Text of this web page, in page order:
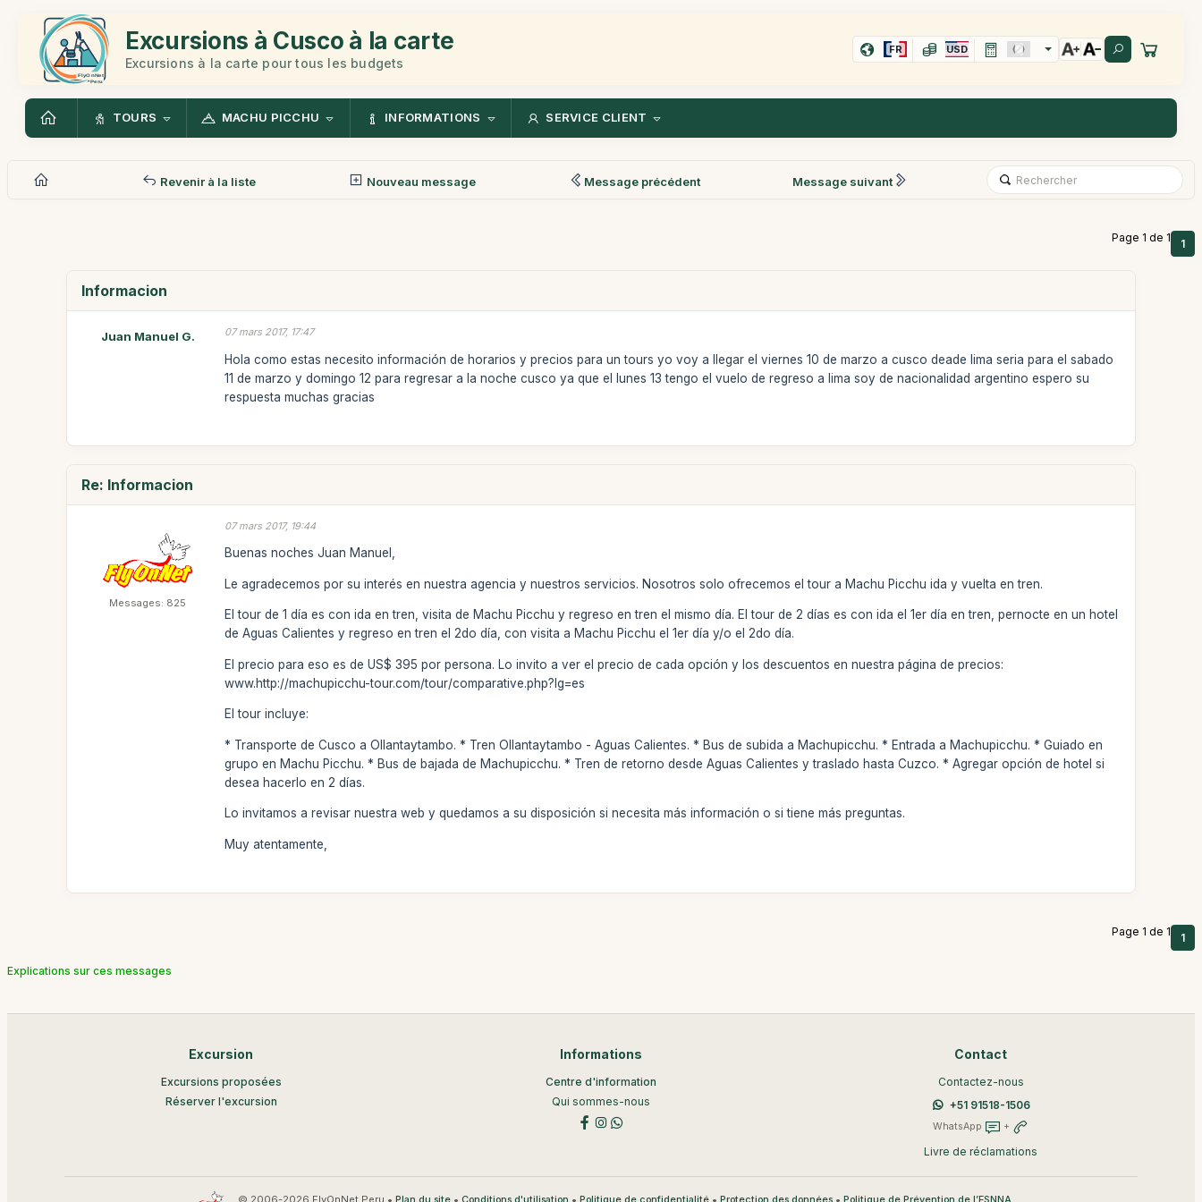
Excursions à Cusco à la carte
Excursions à la carte pour tous les budgets
FR USD
TOURS MACHU PICCHU INFORMATIONS SERVICE CLIENT
Revenir à la liste Nouveau message Message précédent Message suivant
Page 1 de 1 1
Informacion
Juan Manuel G. 07 mars 2017, 17:47
Hola como estas necesito información de horarios y precios para un tours yo voy a llegar el viernes 10 de marzo a cusco deade lima seria para el sabado
11 de marzo y domingo 12 para regresar a la noche cusco ya que el lunes 13 tengo el vuelo de regreso a lima soy de nacionalidad argentino espero su
respuesta muchas gracias
Re: Informacion
Messages: 825
07 mars 2017, 19:44
Buenas noches Juan Manuel,
Le agradecemos por su interés en nuestra agencia y nuestros servicios. Nosotros solo ofrecemos el tour a Machu Picchu ida y vuelta en tren.
El tour de 1 día es con ida en tren, visita de Machu Picchu y regreso en tren el mismo día. El tour de 2 días es con ida el 1er día en tren, pernocte en un hotel
de Aguas Calientes y regreso en tren el 2do día, con visita a Machu Picchu el 1er día y/o el 2do día.
El precio para eso es de US$ 395 por persona. Lo invito a ver el precio de cada opción y los descuentos en nuestra página de precios:
www.http://machupicchu-tour.com/tour/comparative.php?lg=es
El tour incluye:
* Transporte de Cusco a Ollantaytambo. * Tren Ollantaytambo - Aguas Calientes. * Bus de subida a Machupicchu. * Entrada a Machupicchu. * Guiado en
grupo en Machu Picchu. * Bus de bajada de Machupicchu. * Tren de retorno desde Aguas Calientes y traslado hasta Cuzco. * Agregar opción de hotel si
desea hacerlo en 2 días.
Lo invitamos a revisar nuestra web y quedamos a su disposición si necesita más información o si tiene más preguntas.
Muy atentamente,
Page 1 de 1 1
Explications sur ces messages
Excursion
Excursions proposées
Réserver l'excursion
Informations
Centre d'information
Qui sommes-nous
Contact
Contactez-nous
+51 91518-1506
WhatsApp +
Livre de réclamations
© 2006-2026 FlyOnNet Peru • • • • •